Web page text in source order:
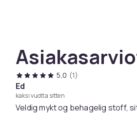
5,0 (1)
Ed
kaksi vuotta sitten
Veldig mykt og behagelig stoff,